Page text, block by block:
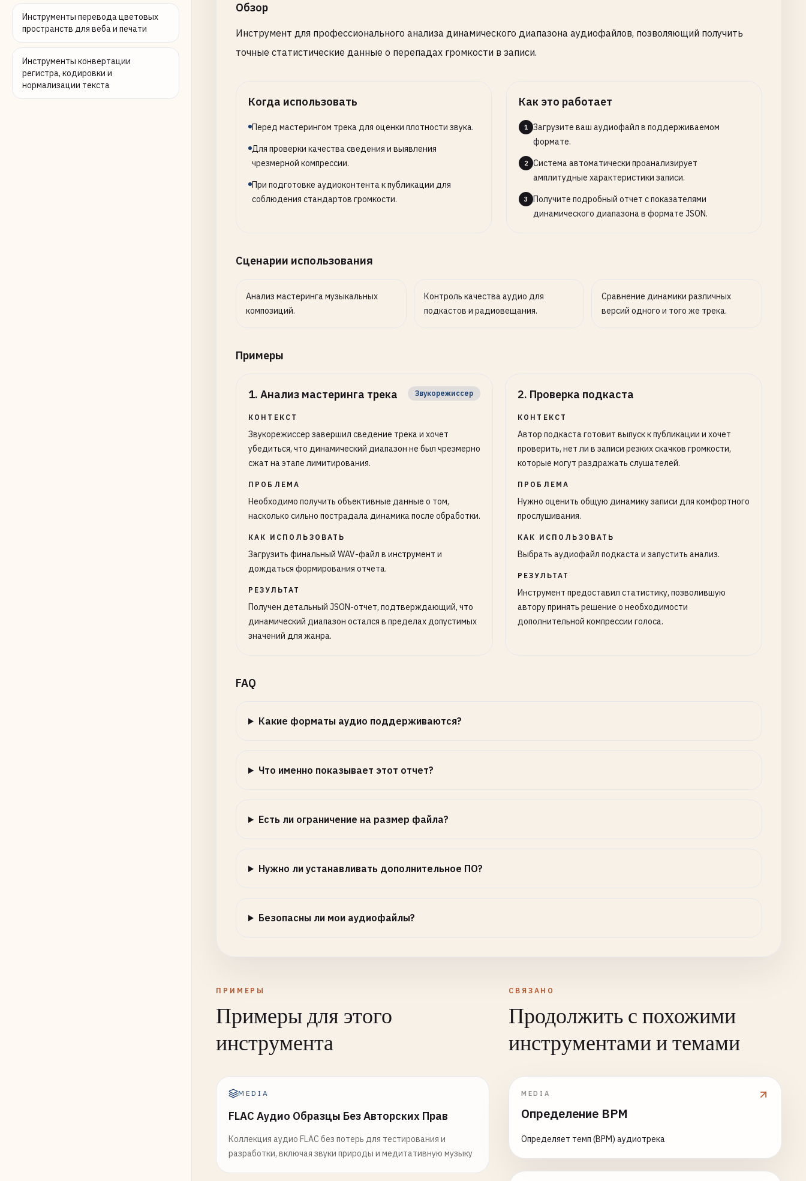
Инструменты перевода цветовых
пространств для веба и печати
Инструменты конвертации
регистра, кодировки и
нормализации текста
Обзор
Инструмент для профессионального анализа динамического диапазона аудиофайлов, позволяющий получить
точные статистические данные о перепадах громкости в записи.
Когда использовать
Перед мастерингом трека для оценки плотности звука.
Для проверки качества сведения и выявления
чрезмерной компрессии.
При подготовке аудиоконтента к публикации для
соблюдения стандартов громкости.
Как это работает
1
Загрузите ваш аудиофайл в поддерживаемом
формате.
2
Система автоматически проанализирует
амплитудные характеристики записи.
3
Получите подробный отчет с показателями
динамического диапазона в формате JSON.
Сценарии использования
Анализ мастеринга музыкальных
композиций.
Контроль качества аудио для
подкастов и радиовещания.
Сравнение динамики различных
версий одного и того же трека.
Примеры
1. Анализ мастеринга трека Звукорежиссер
КОНТЕКСТ
Звукорежиссер завершил сведение трека и хочет
убедиться, что динамический диапазон не был чрезмерно
сжат на этапе лимитирования.
ПРОБЛЕМА
Необходимо получить объективные данные о том,
насколько сильно пострадала динамика после обработки.
КАК ИСПОЛЬЗОВАТЬ
Загрузить финальный WAV-файл в инструмент и
дождаться формирования отчета.
РЕЗУЛЬТАТ
Получен детальный JSON-отчет, подтверждающий, что
динамический диапазон остался в пределах допустимых
значений для жанра.
2. Проверка подкаста
КОНТЕКСТ
Автор подкаста готовит выпуск к публикации и хочет
проверить, нет ли в записи резких скачков громкости,
которые могут раздражать слушателей.
ПРОБЛЕМА
Нужно оценить общую динамику записи для комфортного
прослушивания.
КАК ИСПОЛЬЗОВАТЬ
Выбрать аудиофайл подкаста и запустить анализ.
РЕЗУЛЬТАТ
Инструмент предоставил статистику, позволившую
автору принять решение о необходимости
дополнительной компрессии голоса.
FAQ
Какие форматы аудио поддерживаются?
Что именно показывает этот отчет?
Есть ли ограничение на размер файла?
Нужно ли устанавливать дополнительное ПО?
Безопасны ли мои аудиофайлы?
ПРИМЕРЫ
Примеры для этого
инструмента
MEDIA
FLAC Аудио Образцы Без Авторских Прав
Коллекция аудио FLAC без потерь для тестирования и
разработки, включая звуки природы и медитативную музыку
СВЯЗАНО
Продолжить с похожими
инструментами и темами
MEDIA
Определение BPM
Определяет темп (BPM) аудиотрека